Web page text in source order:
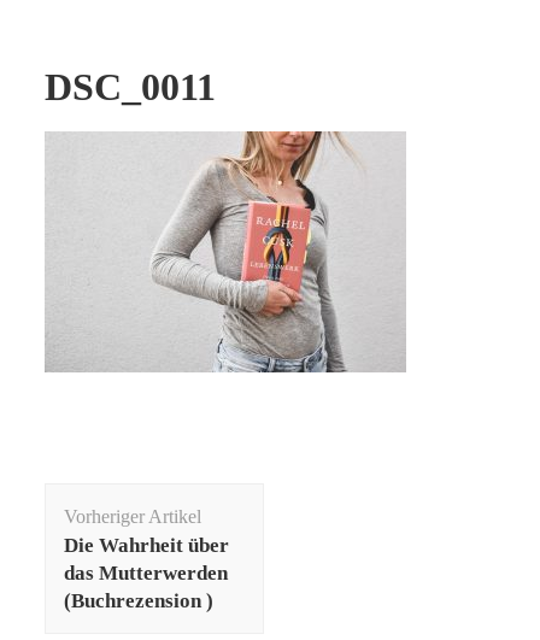
DSC_0011
Vorheriger Artikel
Die Wahrheit über
das Mutterwerden
(Buchrezension )